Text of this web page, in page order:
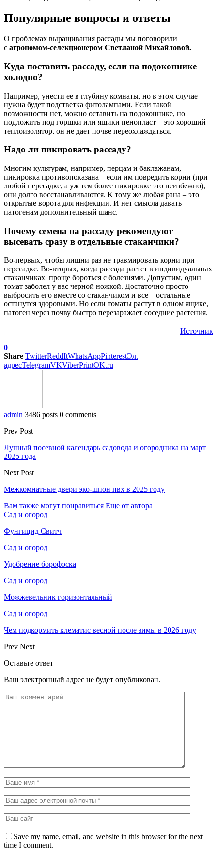
Популярные вопросы и ответы
О проблемах выращивания рассады мы поговорили
с агрономом-селекционером Светланой Михайловой.
Куда поставить рассаду, если на подоконнике
холодно?
Например, унести ее в глубину комнаты, но в этом случае
нужна будет подстветка фитолампами. Если такой
возможности нет, можно оставить на подоконнике, но
подложить под горшки или ящики пенопласт – это хороший
теплоизолятор, он не дает почве переохлаждаться.
Надо ли пикировать рассаду?
Многим культурам, например, перцам и баклажанам,
пикировка противопоказана – если им повредить корни (при
любой пересадке, а уж тем более пикировке это неизбежно),
они долго восстанавливаются. К тому же любая рана – это
открытые ворота для инфекции. И нет смысла давать
патогенам дополнительный шанс.
Почему семена на рассаду рекомендуют
высевать сразу в отдельные стаканчики?
Во-первых, чтобы лишни раз не травмировать корни при
пересадке. Во-вторых, когда рассада растет в индивидуальных
стаканчиках, проще бороться с болезнями. Допустим, один
томат заболел у вас черной ножкой. Достаточно просто
выбросить его вместе со стаканчиком и все – остальные
останутся здоровыми. Но если томаты растут в одном ящике,
патоген через почву быстро перезаражает соседние растения.
Источник
0
Share TwitterReddItWhatsAppPinterestЭл.
адресTelegramVKViberPrintOK.ru
admin 3486 posts 0 comments
Prev Post
Лунный посевной календарь садовода и огородника на март
2025 года
Next Post
Межкомнатные двери эко-шпон пвх в 2025 году
Вам также могут понравиться Еще от автора
Сад и огород
Фунгицид Свитч
Сад и огород
Удобрение борофоска
Сад и огород
Можжевельник горизонтальный
Сад и огород
Чем подкормить клематис весной после зимы в 2026 году
Prev Next
Оставьте ответ
Ваш электронный адрес не будет опубликован.
Save my name, email, and website in this browser for the next
time I comment.